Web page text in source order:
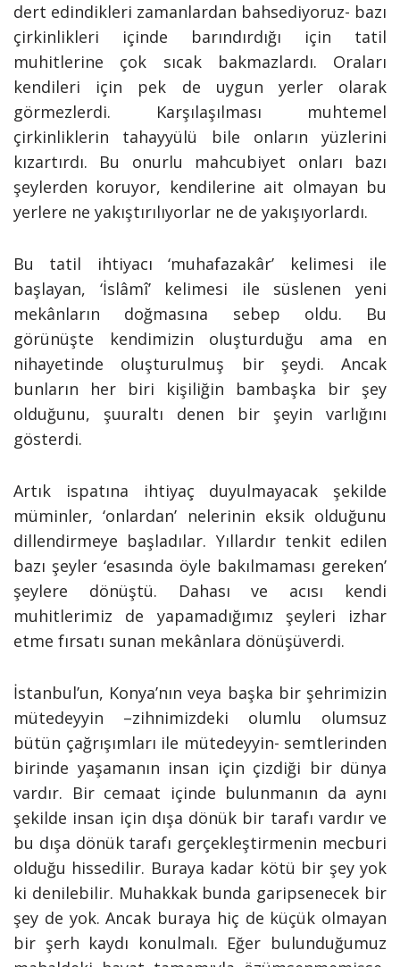
dert edindikleri zamanlardan bahsediyoruz- bazı
çirkinlikleri içinde barındırdığı için tatil
muhitlerine çok sıcak bakmazlardı. Oraları
kendileri için pek de uygun yerler olarak
görmezlerdi. Karşılaşılması muhtemel
çirkinliklerin tahayyülü bile onların yüzlerini
kızartırdı. Bu onurlu mahcubiyet onları bazı
şeylerden koruyor, kendilerine ait olmayan bu
yerlere ne yakıştırılıyorlar ne de yakışıyorlardı.
Bu tatil ihtiyacı ‘muhafazakâr’ kelimesi ile
başlayan, ‘İslâmî’ kelimesi ile süslenen yeni
mekânların doğmasına sebep oldu. Bu
görünüşte kendimizin oluşturduğu ama en
nihayetinde oluşturulmuş bir şeydi. Ancak
bunların her biri kişiliğin bambaşka bir şey
olduğunu, şuuraltı denen bir şeyin varlığını
gösterdi.
Artık ispatına ihtiyaç duyulmayacak şekilde
müminler, ‘onlardan’ nelerinin eksik olduğunu
dillendirmeye başladılar. Yıllardır tenkit edilen
bazı şeyler ‘esasında öyle bakılmaması gereken’
şeylere dönüştü. Dahası ve acısı kendi
muhitlerimiz de yapamadığımız şeyleri izhar
etme fırsatı sunan mekânlara dönüşüverdi.
İstanbul’un, Konya’nın veya başka bir şehrimizin
mütedeyyin –zihnimizdeki olumlu olumsuz
bütün çağrışımları ile mütedeyyin- semtlerinden
birinde yaşamanın insan için çizdiği bir dünya
vardır. Bir cemaat içinde bulunmanın da aynı
şekilde insan için dışa dönük bir tarafı vardır ve
bu dışa dönük tarafı gerçekleştirmenin mecburi
olduğu hissedilir. Buraya kadar kötü bir şey yok
ki denilebilir. Muhakkak bunda garipsenecek bir
şey de yok. Ancak buraya hiç de küçük olmayan
bir şerh kaydı konulmalı. Eğer bulunduğumuz